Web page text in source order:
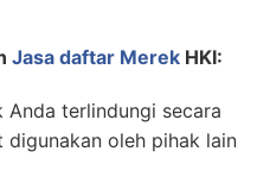
Jasa daftar Merek HKI:
Anda terlindungi secara
oleh pihak lain